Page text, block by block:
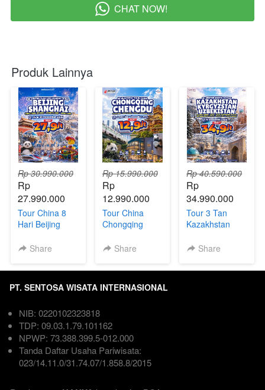
` CHAT NOW!
Produk Lainnya
Rp 30.990.000
Rp
27.990.000
Tour China 8
Hari Beijing
Universal
Disneyland &
Share
Rp 15.990.000
Rp
12.990.000
Tour China
Chongqing
| Direct Flight
Share
Rp 40.590.000
Rp
34.990.000
Tour 3 Tan
Kazakhstan
Kyrgyzstan 9
Share
PT. SENTOSA WISATA INTERNASIONAL
NIB: 0220102323818
TDP: 09.03.1.79.101162
NPWP: 73.388.399.5-012.000
Tanda Daftar Usaha Pariwisata:
023/14.11.0/31.74.07/1.858.8/2015